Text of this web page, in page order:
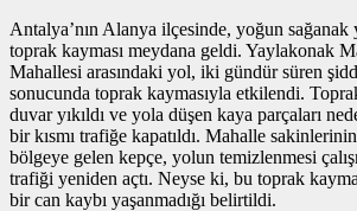
Antalya’nın Alanya ilçesinde, yoğun sağanak
toprak kayması meydana geldi. Yaylakonak
Mahallesi arasındaki yol, iki gündür süren
sonucunda toprak kaymasıyla etkilendi.
duvar yıkıldı ve yola düşen kaya parçaları
bir kısmı trafiğe kapatıldı. Mahalle
bölgeye gelen kepçe, yolun temizlenmesi
trafiği yeniden açtı. Neyse ki, bu toprak
bir can kaybı yaşanmadığı belirtildi.